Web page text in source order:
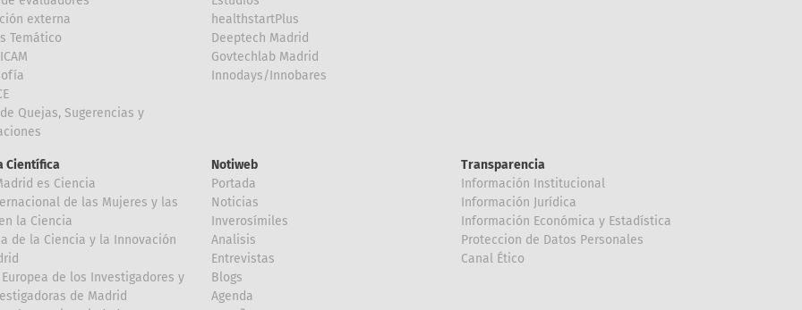
externa
Temático
Quejas, Sugerencias y
healthstartPlus
Deeptech Madrid
Govtechlab Madrid
Innodays/Innobares
Científica
es Ciencia
de las Mujeres y las
la Ciencia
de la Ciencia y la Innovación
de los Investigadores y
de Madrid
Notiweb
Portada
Noticias
Inverosímiles
Analisis
Entrevistas
Blogs
Agenda
Transparencia
Información Institucional
Información Jurídica
Información Económica y Estadística
Proteccion de Datos Personales
Canal Ético